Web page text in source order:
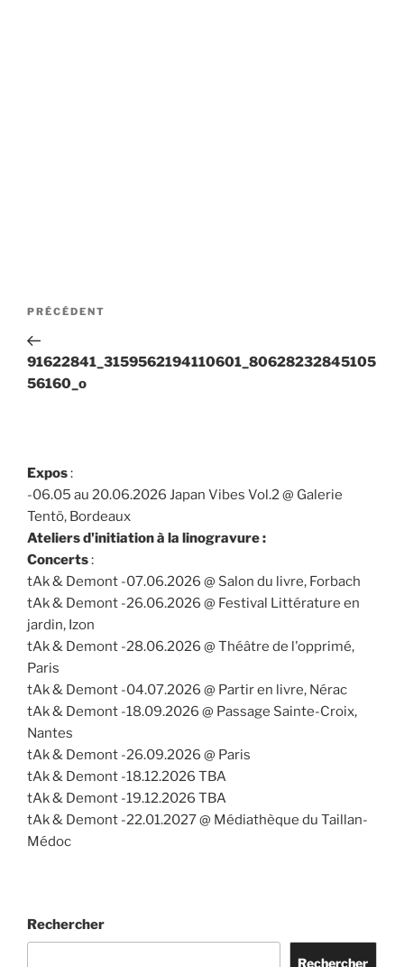
Navigation
l’article
Article
précédent
PRÉCÉDENT
91622841_3159562194110601_80628232845105
56160_o
Expos:
-06.05 au 20.06.2026 Japan Vibes Vol.2 @ Galerie
Tentö, Bordeaux
Ateliers d'initiation à la linogravure :
Concerts:
tAk & Demont -07.06.2026 @ Salon du livre, Forbach
tAk & Demont -26.06.2026 @ Festival Littérature en
jardin, Izon
tAk & Demont -28.06.2026 @ Théâtre de l'opprimé,
Paris
tAk & Demont -04.07.2026 @ Partir en livre, Nérac
tAk & Demont -18.09.2026 @ Passage Sainte-Croix,
Nantes
tAk & Demont -26.09.2026 @ Paris
tAk & Demont -18.12.2026 TBA
tAk & Demont -19.12.2026 TBA
tAk & Demont -22.01.2027 @ Médiathèque du Taillan-
Médoc
Rechercher
Rechercher